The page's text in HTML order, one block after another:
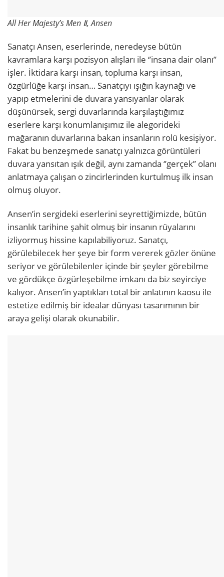
All Her Majesty’s Men Ⅱ, Ansen
Sanatçı Ansen, eserlerinde, neredeyse bütün
kavramlara karşı pozisyon alışları ile ‘’insana dair olanı’’
işler. İktidara karşı insan, topluma karşı insan,
özgürlüğe karşı insan… Sanatçıyı ışığın kaynağı ve
yapıp etmelerini de duvara yansıyanlar olarak
düşünürsek, sergi duvarlarında karşılaştığımız
eserlere karşı konumlanışımız ile alegorideki
mağaranın duvarlarına bakan insanların rolü kesişiyor.
Fakat bu benzeşmede sanatçı yalnızca görüntüleri
duvara yansıtan ışık değil, aynı zamanda ‘’gerçek’’ olanı
anlatmaya çalışan o zincirlerinden kurtulmuş ilk insan
olmuş oluyor.
Ansen’in sergideki eserlerini seyrettiğimizde, bütün
insanlık tarihine şahit olmuş bir insanın rüyalarını
izliyormuş hissine kapılabiliyoruz. Sanatçı,
görülebilecek her şeye bir form vererek gözler önüne
seriyor ve görülebilenler içinde bir şeyler görebilme
ve gördükçe özgürleşebilme imkanı da biz seyirciye
kalıyor. Ansen’in yaptıkları total bir anlatının kaosu ile
estetize edilmiş bir idealar dünyası tasarımının bir
araya gelişi olarak okunabilir.